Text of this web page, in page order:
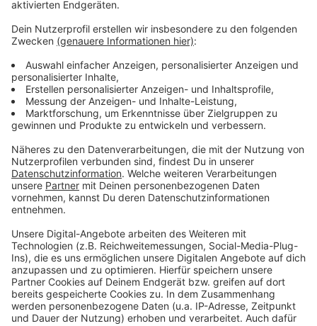
mussten Alt aber nach Fahrfehler und
Maschinenschaden in der drittletzten Runde ziehen
lassen. Mit 20 Sekunden Rückstand wurde der
Oberberger erneut dritter.
Es gewann in Assen zweimal der WM-erfahrene
Klassen-Neuling und Favorit Jonas Folger vor
Titelverteidiger Ilya Mikhalchik (UKR). Die IDM ist auf
(Sachsen, Lausitz, Hockenheim). Am letzten August-
Wochenende fährt Alt die 24 Stunden von LeMans.
Anzeige
Anzeige